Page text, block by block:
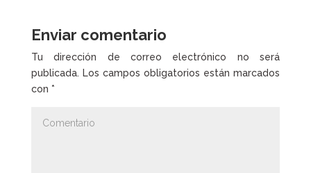
Enviar comentario
Tu dirección de correo electrónico no será
publicada. Los campos obligatorios están marcados
con *